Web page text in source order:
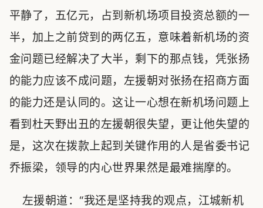
平静了，五亿元，占到新机场项目投资总额的一
半，加上之前贷到的两亿五，意味着新机场的资
金问题已经解决了大半，剩下的那点钱，凭张扬
的能力应该不成问题，左援朝对张扬在招商方面
的能力还是认同的。这让一心想在新机场问题上
看到杜天野出丑的左援朝很失望，更让他失望的
是，这次在拨款上起到关键作用的人是省委书记
乔振梁，领导的内心世界果然是最难揣摩的。
左援朝道：“我还是坚持我的观点，江城新机